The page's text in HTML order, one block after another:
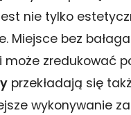
nie tylko
Miejsce bez
może zredukować
przekładają się
wykonywanie